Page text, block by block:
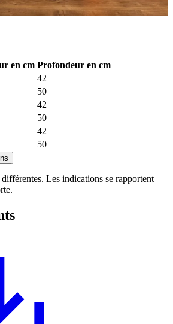
en cm Profondeur en cm
42
50
42
50
42
50
Les indications se rapportent